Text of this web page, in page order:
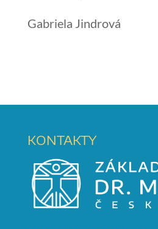
Gabriela Jindrová
KONTAKTY